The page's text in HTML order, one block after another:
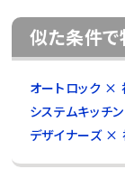
似た条件
オートロック ×
システムキッチ
デザイナーズ ×